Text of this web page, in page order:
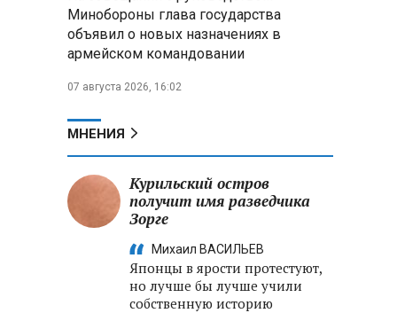
Хотите «собирать сливки» в
городах — отвечайте и за
отдалённые деревни
Минобороны РФ: установлен
Харьковской области
криптообменников в «Москва-
Сити», через которую
украинские call-центры
Минобороны глава государства
объявил о новых назначениях в
армейском командовании
07 августа 2026, 16:02
МНЕНИЯ
Курильский остров
получит имя разведчика
Зорге
Михаил ВАСИЛЬЕВ
Японцы в ярости протестуют,
но лучше бы лучше учили
собственную историю